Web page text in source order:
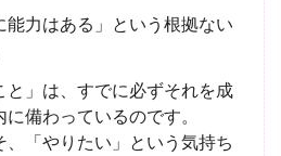
能力はある」という根拠ない
と」は、すでに必ずそれを成
備わっているのです。
「やりたい」という気持ち